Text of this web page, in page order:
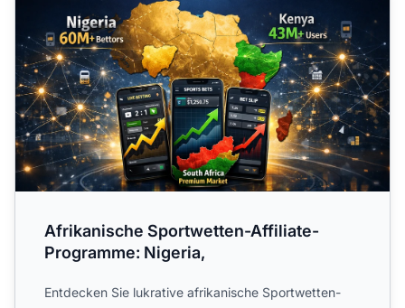
Afrikanische Sportwetten-Affiliate-
Programme: Nigeria,
Entdecken Sie lukrative afrikanische Sportwetten-